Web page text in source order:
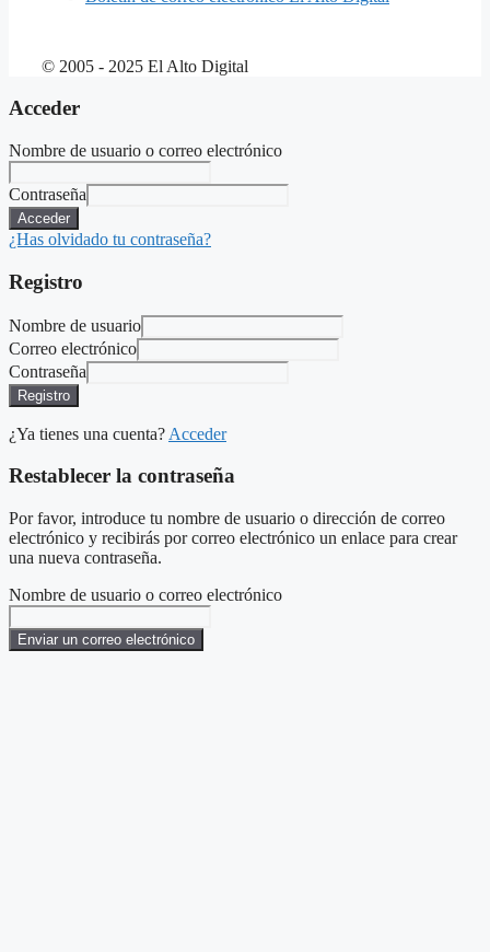
© 2005 - 2025 El Alto Digital
Acceder
Nombre de usuario o correo electrónico
Contraseña
Acceder
¿Has olvidado tu contraseña?
Registro
Nombre de usuario
Correo electrónico
Contraseña
Registro
¿Ya tienes una cuenta? Acceder
Restablecer la contraseña
Por favor, introduce tu nombre de usuario o dirección de correo
electrónico y recibirás por correo electrónico un enlace para crear
una nueva contraseña.
Nombre de usuario o correo electrónico
Enviar un correo electrónico